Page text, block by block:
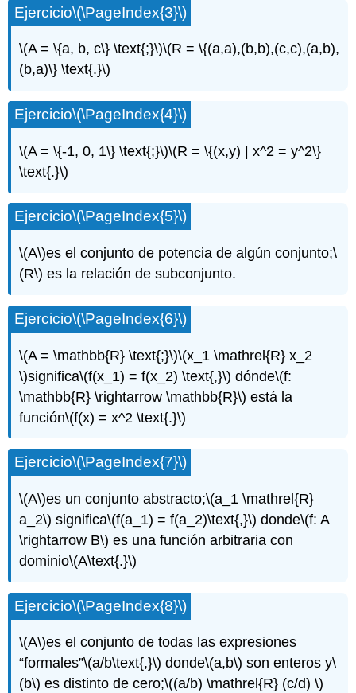
Ejercicio\(\PageIndex{3}\)
\(A = \{a, b, c\} \text{;}\)\(R = \{(a,a),(b,b),(c,c),(a,b),
(b,a)\} \text{.}\)
Ejercicio\(\PageIndex{4}\)
\(A = \{-1, 0, 1\} \text{;}\)\(R = \{(x,y) | x^2 = y^2\}
\text{.}\)
Ejercicio\(\PageIndex{5}\)
\(A\)es el conjunto de potencia de algún conjunto;\
(R\) es la relación de subconjunto.
Ejercicio\(\PageIndex{6}\)
\(A = \mathbb{R} \text{;}\)\(x_1 \mathrel{R} x_2
\)significa\(f(x_1) = f(x_2) \text{,}\) dónde\(f:
\mathbb{R} \rightarrow \mathbb{R}\) está la
función\(f(x) = x^2 \text{.}\)
Ejercicio\(\PageIndex{7}\)
\(A\)es un conjunto abstracto;\(a_1 \mathrel{R}
a_2\) significa\(f(a_1) = f(a_2)\text{,}\) donde\(f: A
\rightarrow B\) es una función arbitraria con
dominio\(A\text{.}\)
Ejercicio\(\PageIndex{8}\)
\(A\)es el conjunto de todas las expresiones
“formales”\(a/b\text{,}\) donde\(a,b\) son enteros y\
(b\) es distinto de cero;\((a/b) \mathrel{R} (c/d) \)